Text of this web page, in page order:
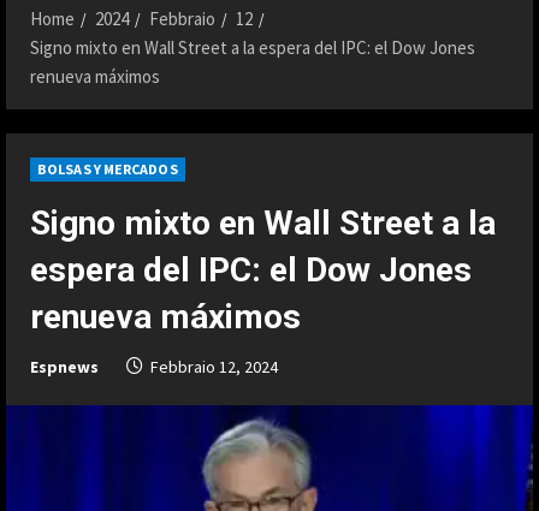
Home 2024 Febbraio
12
Signo mixto en Wall Street a la espera del IPC: el Dow Jones
renueva máximos
BOLSAS Y MERCADOS
Signo mixto en Wall Street a la
espera del IPC: el Dow Jones
renueva máximos
Espnews Febbraio 12, 2024